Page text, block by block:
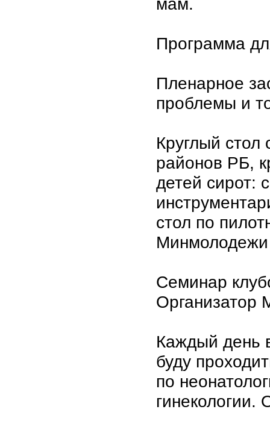
Программа
Пленарное
проблемы и
Круглый стол
районов РБ,
детей сирот:
стол по
Семинар
Каждый день
буду
по
гинекологии.